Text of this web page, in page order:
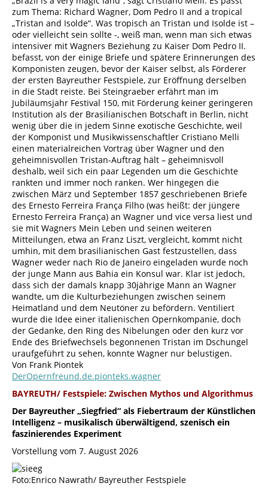
Dr. Ingobert Waltenberger
Blu-ray „INSIGHT“ WILHELM FURTWÄNGLER
in historical audiovisual documents; WFG
Dr. Ingobert Waltenberger
DVD: GRAMOLA stellt vor: FLORIAN
KRUMPÖCK, Piano Recital at the
Musikverein Wien. Werke von Franz
Schubert, Alban Berg und Franz Liszt
A.C.
BLU RAY: Arrigo Boito „NERONE“. Eine
Aufführung des Teatro Lirico di Cagliari
Dynamic, 58047
Dirk Schauß
Blu-ray/DVD Georges Bizet: CARMEN in der
historischen Inszenierung von 1875;
Palazzetto Bru Zane
Dr. Ingobert Waltenberger
CD/Blu-ray Disc Edition: SEIJI OZAWA und
die BERLINER PHILHARMONIKER; Berliner
Philharmoniker Recordings
Dr. Ingobert Waltenberger
MEHR BEITRÄGE>
CD BERLIN! BERLIN! BERLIN! – Kabarett und
Exil – ANNE SOFIE VON OTTER mit Berliner
Chansons, Kabarett- und Revuenummern,
Balladen, Filmsongs und Exilmusik der
1920-er bis 1940er Jahre; BIS
Dr. Ingobert Waltenberger
CD: Marc-Antoine Charpentier Actéon
Scherzi Musicali Nicolas Achten,
musikalische Leitung Ricercar, RIC487
Dirk Schauß
20 CD-Box: JOSEPH HAYDN:
Streichquartette Op. 9, 17, 20, 33, 42, 50,
54, 55, 64, 71, 74, 76, 77, „Die sieben Worte
unseres Erlösers am Kreuze“ mit THE
LONDON HAYDN QUARTET; hyperion
Dr. Ingobert Waltenberger
CD: Giovanni Battista Pergolesi
L’Olimpiade Orchestra Ghislieri Giulio
Prandi, musikalische Leitung Arcana, A598
Dirk Schauß
CD KEVIN PUTS: EMILY – NO PRISONERS BE –
musiktheatralischer Liedzyklus nach
Gedichten von Emily Dickinson für JOYCE
DIDONATO und TIME FOR THREE; Platoon
Dr. Ingobert Waltenberger
CD ANTONIO SARTORIO: GIULIO CESARE IN
EGITTO – Live-Mitschnitt aus dem Tiroler
Landestheater im Rahmen der
Innsbrucker Festwochen vom 25., 26. und
28. August 2004, Fra Bernardo
Dr. Ingobert Waltenberger
CD: GIOVANNI BATTISTA PERGOLESI:
L’OLIMPIADE – Live Mitschnitt aus dem
Teatro Pergolesi, Jesi/Ancona von
November 2025; Arcana
Film: DIE ODYSSEE
Kein Abenteuer, eine Tragödie
BUCH / DIE VERDAMMT BLUTIGE
GESCHICHTE DER ANTIKE
Fack ju Zesar!
BUCH / Honor Cargill-Martin. MESSALINA
Und wie war es wirklich?
MEHR BEITRÄGE>
zum Thema: Richard Wagner, Dom Pedro II and a tropical
„Tristan and Isolde“. Was tropisch an Tristan und Isolde ist –
oder vielleicht sein sollte -, weiß man, wenn man sich etwas
intensiver mit Wagners Beziehung zu Kaiser Dom Pedro II.
befasst, von der einige Briefe und spätere Erinnerungen des
Komponisten zeugen, bevor der Kaiser selbst, als Förderer
der ersten Bayreuther Festspiele, zur Eröffnung derselben
in die Stadt reiste. Bei Steingraeber erfährt man im
Jubiläumsjahr Festival 150, mit Förderung keiner geringeren
Institution als der Brasilianischen Botschaft in Berlin, nicht
wenig über die in jedem Sinne exotische Geschichte, weil
der Komponist und Musikwissenschaftler Cristiano Melli
einen materialreichen Vortrag über Wagner und den
geheimnisvollen Tristan-Auftrag hält – geheimnisvoll
deshalb, weil sich ein paar Legenden um die Geschichte
rankten und immer noch ranken. Wer hingegen die
zwischen März und September 1857 geschriebenen Briefe
des Ernesto Ferreira França Filho (was heißt: der jüngere
Ernesto Ferreira França) an Wagner und vice versa liest und
sie mit Wagners Mein Leben und seinen weiteren
Mitteilungen, etwa an Franz Liszt, vergleicht, kommt nicht
umhin, mit dem brasilianischen Gast festzustellen, dass
Wagner weder nach Rio de Janeiro eingeladen wurde noch
der junge Mann aus Bahia ein Konsul war. Klar ist jedoch,
dass sich der damals knapp 30jährige Mann an Wagner
wandte, um die Kulturbeziehungen zwischen seinem
Heimatland und dem Neutöner zu befördern. Ventiliert
wurde die Idee einer italienischen Opernkompanie, doch
der Gedanke, den Ring des Nibelungen oder den kurz vor
Ende des Briefwechsels begonnenen Tristan im Dschungel
uraufgeführt zu sehen, konnte Wagner nur belustigen.
Von Frank Piontek
DerOpernfreund.de.pionteks.wagner
BAYREUTH/ Festspiele: Zwischen Mythos und Algorithmus
Der Bayreuther „Siegfried“ als Fiebertraum der Künstlichen
Intelligenz – musikalisch überwältigend, szenisch ein
faszinierendes Experiment
Vorstellung vom 7. August 2026
Foto:Enrico Nawrath/ Bayreuther Festspiele